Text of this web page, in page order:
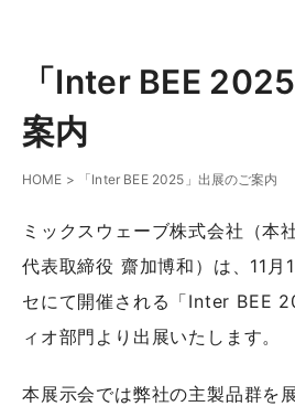
「Inter BEE
案内
HOME > 「Inter BEE 2025」出展のご案内
ミックスウェーブ株式会社（本
代表取締役 齋加博和）は、11月
セにて開催される「Inter BEE
ィオ部門より出展いたします。
本展示会では弊社の主製品群を